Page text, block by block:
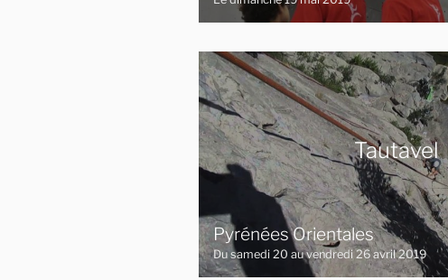
Tautavel
Pyrénées Orientales
Du samedi 20 au vendredi 26 avril 2019